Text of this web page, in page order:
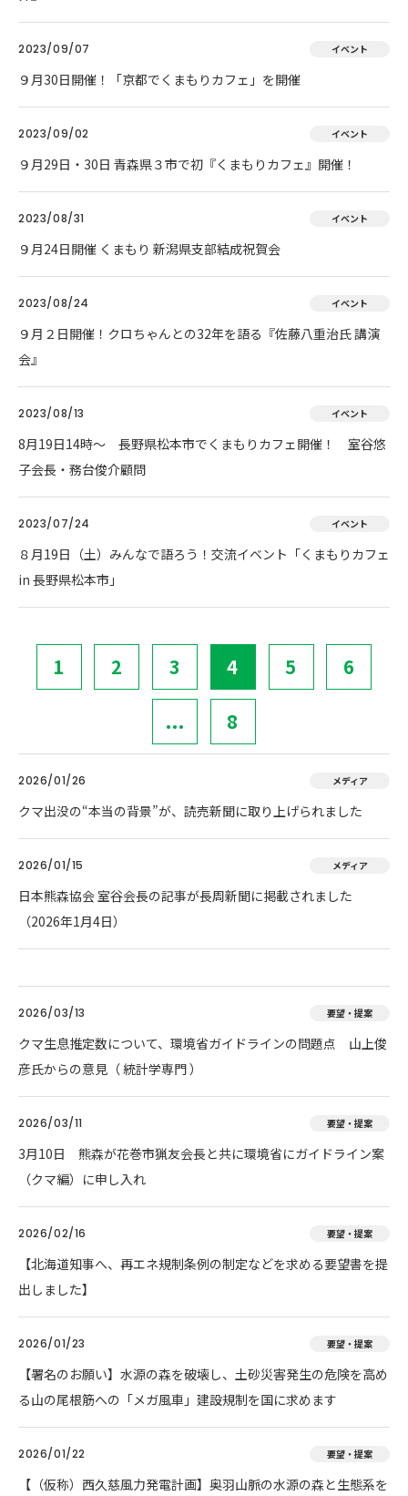
2023/09/07 イベント
９月30日開催！「京都でくまもりカフェ」を開催
2023/09/02 イベント
９月29日・30日 青森県３市で初『くまもりカフェ』開催！
2023/08/31 イベント
９月24日開催 くまもり 新潟県支部結成祝賀会
2023/08/24 イベント
９月２日開催！クロちゃんとの32年を語る『佐藤八重治氏 講演
会』
2023/08/13 イベント
8月19日14時～ 長野県松本市でくまもりカフェ開催！ 室谷悠
子会長・務台俊介顧問
2023/07/24 イベント
８月19日（土）みんなで語ろう！交流イベント「くまもりカフェ
in 長野県松本市」
1 2 3 4 5 6
... 8
2026/01/26 メディア
クマ出没の“本当の背景”が、読売新聞に取り上げられました
2026/01/15 メディア
日本熊森協会 室谷会長の記事が長周新聞に掲載されました
（2026年1月4日）
2026/03/13 要望・提案
クマ生息推定数について、環境省ガイドラインの問題点 山上俊
彦氏からの意見（ 統計学専門 ）
2026/03/11 要望・提案
3月10日 熊森が花巻市猟友会長と共に環境省にガイドライン案
（クマ編）に申し入れ
2026/02/16 要望・提案
【北海道知事へ、再エネ規制条例の制定などを求める要望書を提
出しました】
2026/01/23 要望・提案
【署名のお願い】水源の森を破壊し、土砂災害発生の危険を高め
る山の尾根筋への「メガ風車」建設規制を国に求めます
2026/01/22 要望・提案
【（仮称）西久慈風力発電計画】奥羽山脈の水源の森と生態系を